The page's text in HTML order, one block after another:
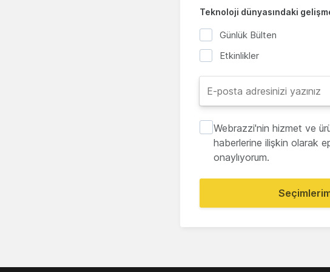
Teknoloji dünyasındaki
Günlük Bülten
Etkinlikler
Webrazzi'nin hizmet ve
haberlerine ilişkin olarak
onaylıyorum.